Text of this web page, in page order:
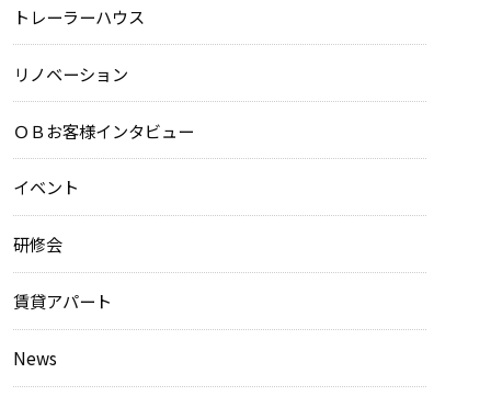
トレーラーハウス
リノベーション
ＯＢお客様インタビュー
イベント
研修会
賃貸アパート
News